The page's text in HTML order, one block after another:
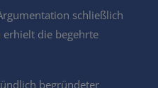
schließlich
die begehrte
begründeter